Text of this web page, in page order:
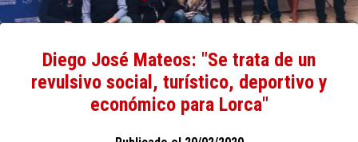
Diego José Mateos: "Se trata de un
revulsivo social, turístico, deportivo y
económico para Lorca"